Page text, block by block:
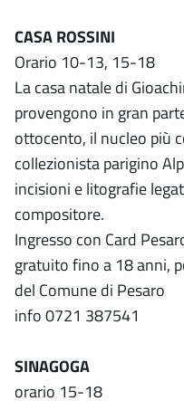
CASA ROSSINI
Orario 10-13, 15-18
La casa natale di
provengono in gran
ottocento, il nucleo più
collezionista parigino
incisioni e litografie
compositore.
Ingresso con Card
gratuito fino a 18 anni,
del Comune di Pesaro
info 0721 387541
SINAGOGA
orario 15-18